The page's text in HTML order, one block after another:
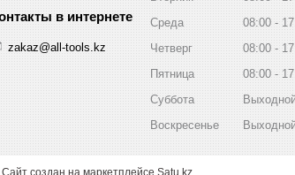
zakaz@all-tools.kz
Среда
08:00
Четверг
08:00
Пятница
08:00
Суббота
Воскресенье
Сайт создан на маркетплейсе Satu.kz